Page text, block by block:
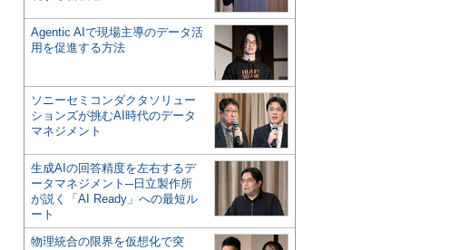
Agentic AIで現場主導のデータ活
用を促進する方法
ソニーセミコンダクタソリュー
ションズが挑むAI時代のデータ
マネジメント
生成AIの回答精度を左右するデ
ータマネジメント─日立製作所
が説く「AI Ready」への最短ル
ート
物理統合の限界を仮想化で突